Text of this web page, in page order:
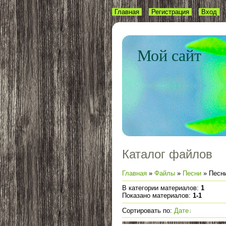
Мой сайт
Главная Регистрация Вход
Каталог файлов
Главная » Файлы » Песни »
В категории материалов: 1
Показано материалов: 1-1
Сортировать по: Дате